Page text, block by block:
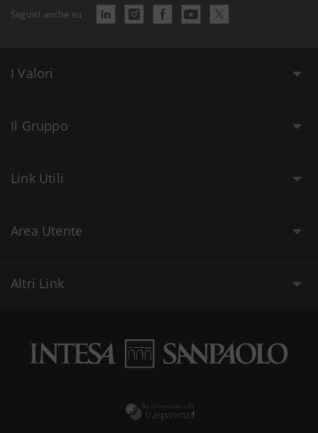
Seguici anche su
I Valori
Il Gruppo
Link Utili
Area Utente
Altri Link